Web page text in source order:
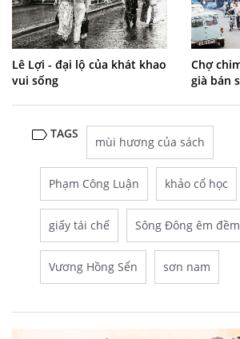
Lê Lợi - đại lộ của khát khao
vui sống
Chợ
già bán
TAGS
mùi hương của sách
Phạm Công Luận khảo cổ học
giấy tái chế Sông Đông êm đềm
Vương Hồng Sển sơn nam